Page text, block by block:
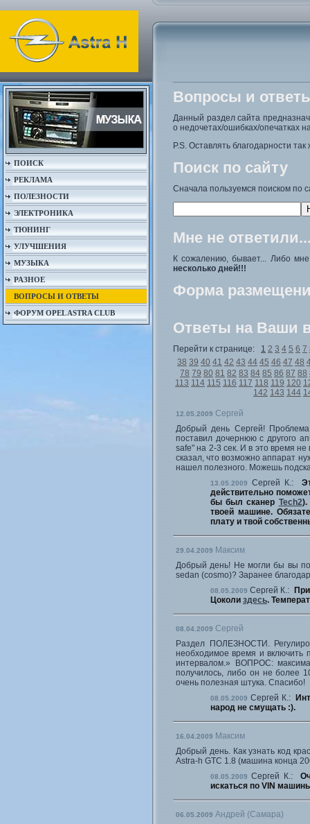
ПОИСК
РЕКЛАМА
ПОЛЕЗНОСТИ
ЭЛЕКТРОНИКА
ТЮНИНГ
УЛУЧШЕНИЯ
МУЗЫКА
РАЗНОЕ
ВОПРОСЫ И ОТВЕТЫ
ФОРУМ OPEL ASTRA CLUB
Вопросы и
Данный раздел сайта
о недочетах/ошибках/опечатках
P.S. Оставлять благодарности
Поиск по сайту
Сначала пользуемся поиском по
Мне не
К сожалению, бывает... Либо
несколько дней!!!
Форма
Ответы на Ваши
Перейти к странице: 1 2 3 4 5 6 7
38 39 40 41 42 43 44 45 46 47 48
78 79 80 81 82 83 84 85 86 87 88
113 114 115 116 117 118 119 120
142 143 144
12.05.2009 Сергей
Добрый день Сергей!
поставил дочернюю с другого
safe" на 2-3 сек. И в это время не
сказал, что возможно аппарат
нашел полезного. Можешь
13.05.2009 Сергей К.:
действительно
бы был сканер Tech2).
твоей машине.
плату и твой
29.04.2009 Максим
Добрый день! Не могли бы вы
sedan (cosmo)? Заранее
08.05.2009 Сергей К.:
Цоколи здесь.
08.04.2009 Сергей
Раздел ПОЛЕЗНОСТИ.
необходимое время и включить
интервалом.» ВОПРОС:
получилось, либо он не более
очень полезная штука. Спасибо!
08.05.2009 Сергей К.:
народ не смущать :).
16.04.2009 Максим
Добрый день. Как узнать код
Astra-h GTC 1.8 (машина конца
08.05.2009 Сергей К.:
искаться по VIN
06.05.2009 Андрей (Самара)